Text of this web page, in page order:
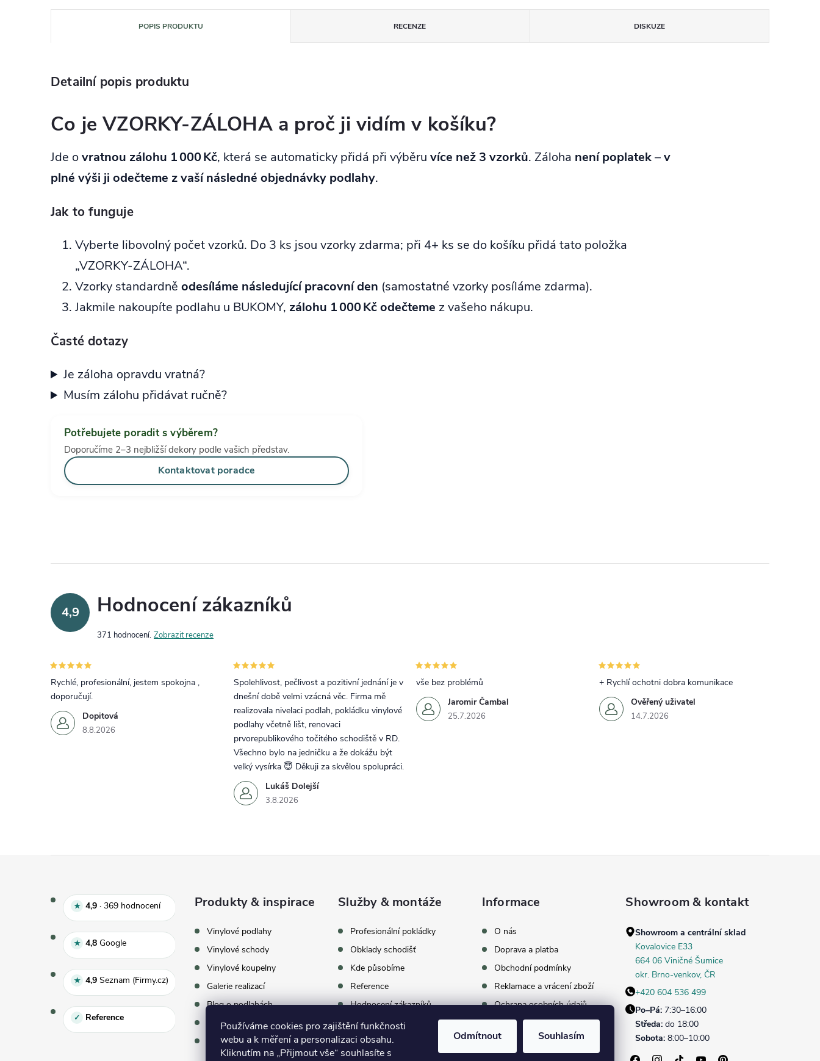
Používáme cookies pro zajištění funkčnosti
webu a k měření a personalizaci obsahu.
Kliknutím na „Přijmout vše“ souhlasíte s
Odmítnout Souhlasím
POPIS PRODUKTU RECENZE DISKUZE
Detailní popis produktu
Co je VZORKY‑ZÁLOHA a proč ji vidím v košíku?
Jde ovratnou zálohu 1 000 Kč, která se automaticky přidá při výběru více než 3 vzorků. Záloha není poplatek–v
plné výši ji odečteme z vaší následné objednávky podlahy.
Jak to funguje
Vyberte libovolný počet vzorků. Do 3 ks jsou vzorky zdarma; při 4+ ks se do košíku přidá tato položka
„VZORKY‑ZÁLOHA“.
Vzorky standardně odesíláme následující pracovní den (samostatné vzorky posíláme zdarma).
Jakmile nakoupíte podlahu u BUKOMY, zálohu 1 000 Kč odečteme z vašeho nákupu.
Časté dotazy
Je záloha opravdu vratná?
Musím zálohu přidávat ručně?
Potřebujete poradit s výběrem?
Doporučíme 2–3 nejbližší dekory podle vašich představ.
Kontaktovat poradce
4,9 Hodnocení zákazníků
371 hodnocení Zobrazit recenze
Dopitová
8.8.2026
Rychlé, profesionální, jestem spokojna ,
doporučují.
Lukáš Dolejší
3.8.2026
Spolehlivost, pečlivost a pozitivní jednání je v
dnešní době velmi vzácná věc. Firma mě
realizovala nivelaci podlah, pokládku vinylové
podlahy včetně lišt, renovaci
prvorepublikového točitého schodiště v RD.
Všechno bylo na jedničku a že dokážu být
velký vysírka 😇 Děkuji za skvělou spolupráci.
Jaromir Čambal
25.7.2026
vše bez problémů
Ověřený uživatel
14.7.2026
+ Rychlí ochotni dobra komunikace
★ 4,9 · 369 hodnoceníHodnocení e‑shopu 4,9 z 5, celkem369hodnocení
★ 4,8 GoogleHodnocení Google 4,8 z 5
★ 4,9 Seznam (Firmy.cz) Hodnocení Seznam 4,9 z 5
✓ Reference
Produkty & inspirace
Vinylové podlahy
Vinylové schody
Vinylové koupelny
Galerie realizací
Blog o podlahách
Vzorky zdarma
Virtuální showroom
Služby & montáže
Profesionální pokládky
Obklady schodišť
Kde působíme
Reference
Hodnocení zákazníků
Proč vybrat BUKOMU
Informace
O nás
Doprava a platba
Obchodní podmínky
Reklamace a vrácení zboží
Ochrana osobních údajů
Archív vyprodaných dekorů
Kontakty
Showroom & kontakt
Showroom a centrální sklad
Kovalovice E33
664 06 Viničné Šumice
okr. Brno‑venkov, ČR
+420 604 536 499
Po–Pá: 7:30–16:00
Středa: do 18:00
Sobota: 8:00–10:00